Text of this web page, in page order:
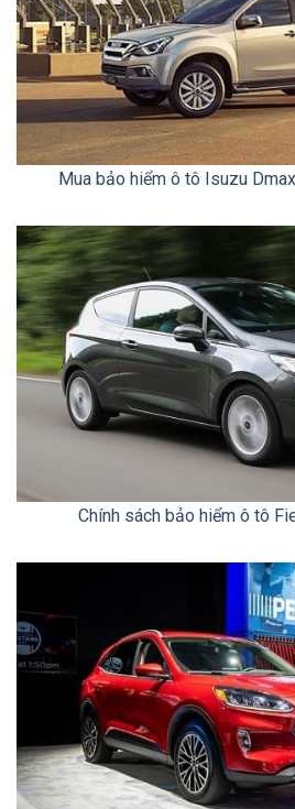
Mua bảo hiểm ô tô Isuzu
Chính sách bảo hiểm ô tô